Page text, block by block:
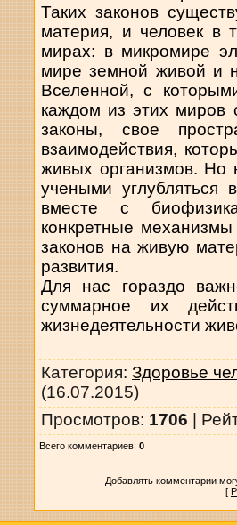
Таких законов
материя, и человек в
мирах: в микромире
мире земной живой и
Вселенной, с
каждом из этих миров
законы, свое
взаимодействия,
живых организмов. Но
учеными углубляться
вместе с
конкретные
законов на живую
развития.
Для нас гораздо
суммарное их
жизнедеятельности
Категория: Здоровье
(16.07.2015)
Просмотров: 1706 |
Всего комментариев: 0
Добавлять комментарии
[